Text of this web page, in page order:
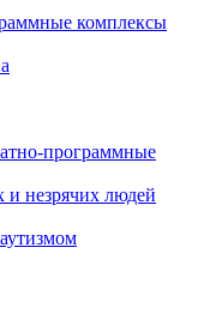
комплексы
программные
и незрячих людей